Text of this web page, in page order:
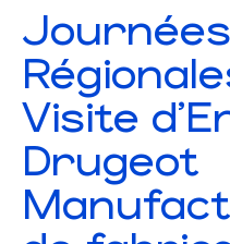
Journées
Visite
Drugeot